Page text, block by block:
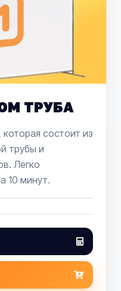
ТРУБА
состоит из
трубы и
Легко
10 минут.